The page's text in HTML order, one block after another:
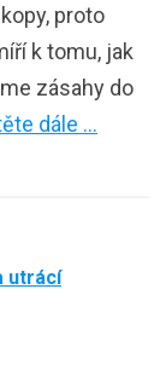
proto
k tomu, jak
zásahy do
dále …
utrácí